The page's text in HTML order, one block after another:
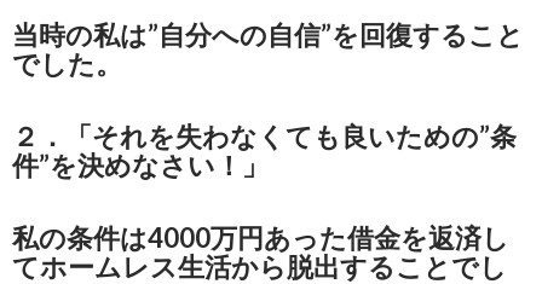
当時の私は”自分への自信”を回復すること
でした。
２．「それを失わなくても良いための”条
件”を決めなさい！」
私の条件は4000万円あった借金を返済し
てホームレス生活から脱出することでし